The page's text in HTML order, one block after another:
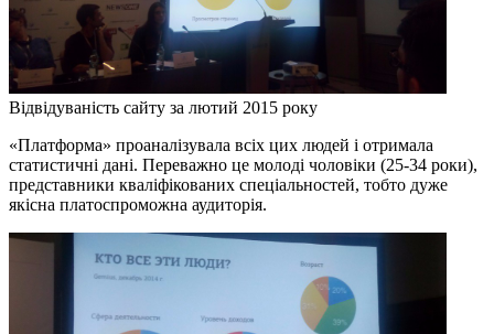
Відвідуваність сайту за лютий 2015 року
«Платформа» проаналізувала всіх цих людей і отримала
статистичні дані. Переважно це молоді чоловіки (25-34 роки),
представники кваліфікованих спеціальностей, тобто дуже
якісна платоспроможна аудиторія.